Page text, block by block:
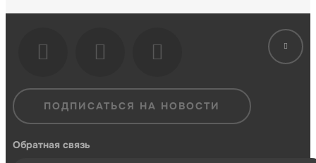
ПОДПИСАТЬСЯ НА НОВОСТИ
Обратная связь